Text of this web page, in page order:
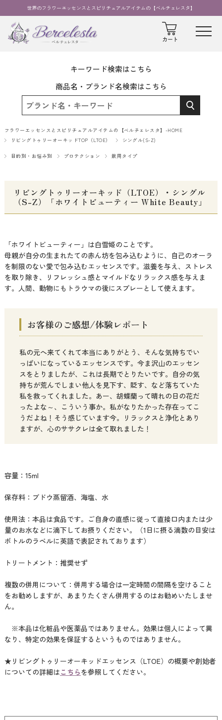
世界のフラワーエッセンスとスピリチュアルアイテムの【ベルチェレスタ】
キーワード検索はこちら
商品名・ブランド名検索はこちら
フラワーエッセンスとスピリチュアルアイテムの【ベルチェレスタ】-HOME
リビングトゥリーオーキッドTOP（LTOE）
シングル(S-Z)
目的別・お悩み別 プロテクション 飲用タイプ
リビングトゥリーオーキッド（LTOE）・シングル
（S-Z）「ホワイトビューティー White Beauty」
「ホワイトビューティー」は白雪姫のことです。
母親が自分の生まれたての赤ん坊を包み込むように、自己のオーラ
を制限のない愛で包み込むエッセンスです。滋養を与え、ストレス
を取り除き、リフレッシュ感とマイルドなリラックス感を与えま
す。人間、動物にもトラウマの後にスプレーとして使えます。
お客様のご感想/体験レポート
私の元へ来てくれて本当にありがとう、そんな気持ちでい
っぱいになっているエッセンスです。今ま沢山のエッセン
スをとりましたが、これは長期でとりたいです。自分の気
持ちが荒んでしまい他人を見下す、貶す、など落ちていた
私を救ってくれました。あー、胡蝶蘭って晴れの日の花だ
ったよな～、こういう事か。私がなりたかった存在ってこ
うだよね！そう感じています今。リラックスと浄化とあり
ますが、心のササクレは全て取れました！
容量：15ml
保存料：ブドウ蒸留酒、海塩、水
使用法：本品は食品です。ご自身の直感に従って直接口内または少
量のお水などに滴下してお摂りください。（1日に摂る滴数の目安は
ボトルのラベルに英語で表記されております）
トリートメント：推奨せず
複数の併用について：併用する場合は一定時間の間隔を空けること
をお勧めしますが、あまりたくさん併用するのはお勧めいたしませ
ん。
※本品は化粧品や医薬品ではありません。効果は個人によって異
なり、特定の効果を保証するというものではありません。
★リビングトゥリーオーキッドエッセンス（LTOE）の概要や創始者
についての詳細はこちらを参照してください。